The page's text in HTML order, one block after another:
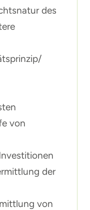
des
von
der
von